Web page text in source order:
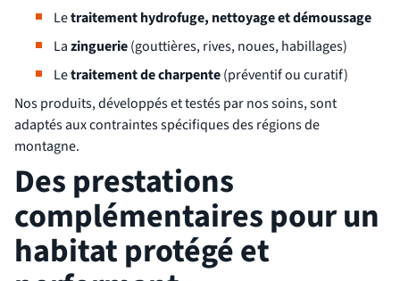
Letraitement hydrofuge, nettoyage et démoussage
Lazinguerie(gouttières, rives, noues, habillages)
Letraitement de charpente(préventif ou curatif)
Nos produits, développés et testés par nos soins, sont
adaptés aux contraintes spécifiques des régions de
montagne.
Des prestations
complémentaires pour un
habitat protégé et